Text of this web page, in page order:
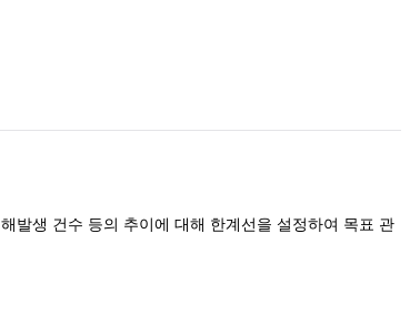
발생 건수 등의 추이에 대해 한계선을 설정하여 목표 관